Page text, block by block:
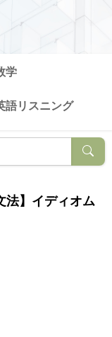
学
語リスニング
法】イディオム